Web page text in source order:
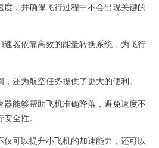
，并确保飞行过程中不会出现关键的
器依靠高效的能量转换系统，为飞行
为航空任务提供了更大的便利。
能够帮助飞机准确降落，避免速度不
全性。
可以提升小飞机的加速能力，还可以